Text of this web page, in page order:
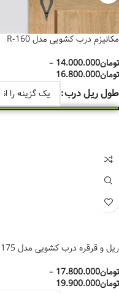
مکانیزم درب کشویی مدل R-160
تومان14.000.000
–
تومان16.800.000
طول ریل درب
ریل و قرقره درب کشویی مدل R-175
تومان17.800.000
–
تومان19.900.000